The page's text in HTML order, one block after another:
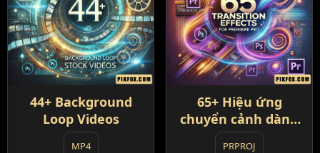
44+ Background
Loop Videos
MP4
65+ Hiệu ứng
chuyển cảnh dành
cho Premiere Pro
PRPROJ